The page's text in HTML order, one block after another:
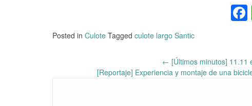
Posted in Culote Tagged culote largo Santic
Post
← [Últimos minutos] 11.11
[Reportaje] Experiencia y montaje de una